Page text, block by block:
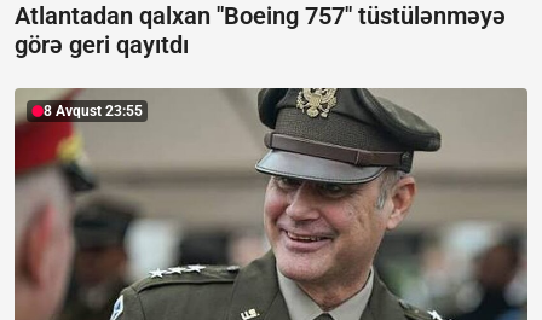
Atlantadan qalxan "Boeing 757" tüstülənməyə
görə geri qayıtdı
8 Avqust 23:55